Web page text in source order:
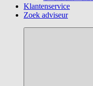
Klantenservice
Zoek adviseur